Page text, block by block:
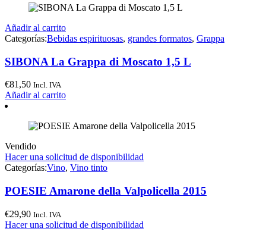
Añadir al carrito
Categorías:Bebidas espirituosas, grandes formatos, Grappa
SIBONA La Grappa di Moscato 1,5 L
€81,50 Incl. IVA
Añadir al carrito
Vendido
Hacer una solicitud de disponibilidad
Categorías:Vino, Vino tinto
POESIE Amarone della Valpolicella 2015
€29,90 Incl. IVA
Hacer una solicitud de disponibilidad